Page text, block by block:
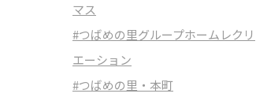
マス
#つばめの里グループホームレクリ
エーション
#つばめの里・本町